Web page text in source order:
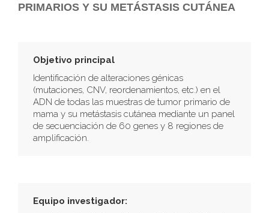
PRIMARIOS Y SU METÁSTASIS CUTÁNEA
Objetivo principal
Identificación de alteraciones génicas
(mutaciones, CNV, reordenamientos, etc.) en el
ADN de todas las muestras de tumor primario de
mama y su metástasis cutánea mediante un panel
de secuenciación de 60 genes y 8 regiones de
amplificación.
Equipo investigador: